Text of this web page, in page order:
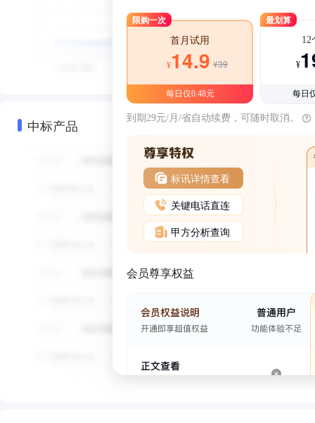
中标产品
限购一次
首月试用
¥14.9 ¥39
每日仅0.48元
最划算
12
¥
每日
到期29元/月/省自动续费，可随时取消。
标讯详情查看
关键电话直连
甲方分析查询
会员尊享权益